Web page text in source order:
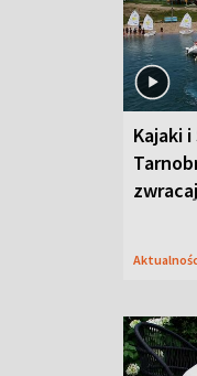
Kajaki